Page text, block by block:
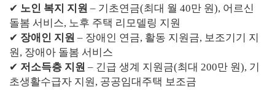
✔ 노인 복지 지원 – 기초연금(최대 월 40만 원), 어르신
돌봄 서비스, 노후 주택 리모델링 지원
✔ 장애인 지원 – 장애인 연금, 활동 지원금, 보조기기 지
원, 장애아 돌봄 서비스
✔ 저소득층 지원 – 긴급 생계 지원금(최대 200만 원), 기
초생활수급자 지원, 공공임대주택 보조금